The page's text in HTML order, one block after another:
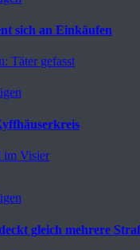
sich an Einkäufen
Täter gefasst
im Visier
gleich mehrere